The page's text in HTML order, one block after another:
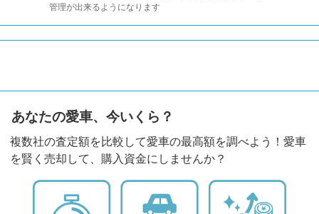
管理が出来るようになります
あなたの愛車、今いくら？
複数社の査定額を比較して愛車の最高額を調べよう！愛車
を賢く売却して、購入資金にしませんか？